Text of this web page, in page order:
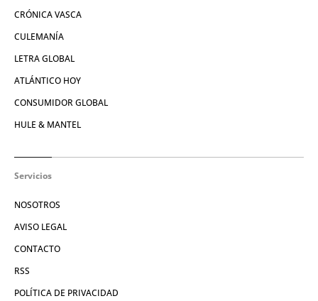
CRÓNICA VASCA
CULEMANÍA
LETRA GLOBAL
ATLÁNTICO HOY
CONSUMIDOR GLOBAL
HULE & MANTEL
Servicios
NOSOTROS
AVISO LEGAL
CONTACTO
RSS
POLÍTICA DE PRIVACIDAD